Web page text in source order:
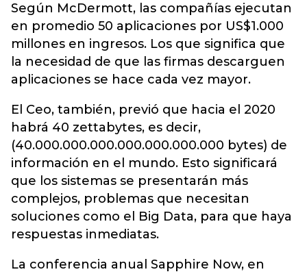
Según McDermott, las compañías ejecutan
en promedio 50 aplicaciones por US$1.000
millones en ingresos. Los que significa que
la necesidad de que las firmas descarguen
aplicaciones se hace cada vez mayor.
El Ceo, también, previó que hacia el 2020
habrá 40 zettabytes, es decir,
(40.000.000.000.000.000.000.000 bytes) de
información en el mundo. Esto significará
que los sistemas se presentarán más
complejos, problemas que necesitan
soluciones como el Big Data, para que haya
respuestas inmediatas.
La conferencia anual Sapphire Now, en